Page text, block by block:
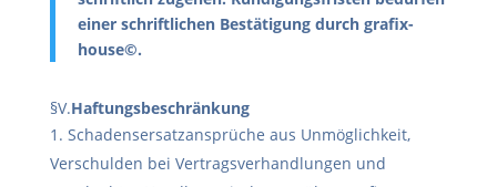
einer schriftlichen Bestätigung durch grafix-
house©.
§V.Haftungsbeschränkung
Schadensersatzansprüche aus Unmöglichkeit,
Verschulden bei Vertragsverhandlungen und